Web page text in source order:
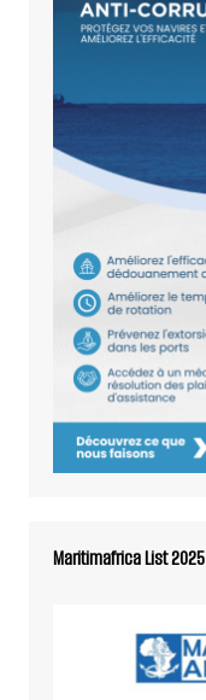
Maritimafrica List 2025